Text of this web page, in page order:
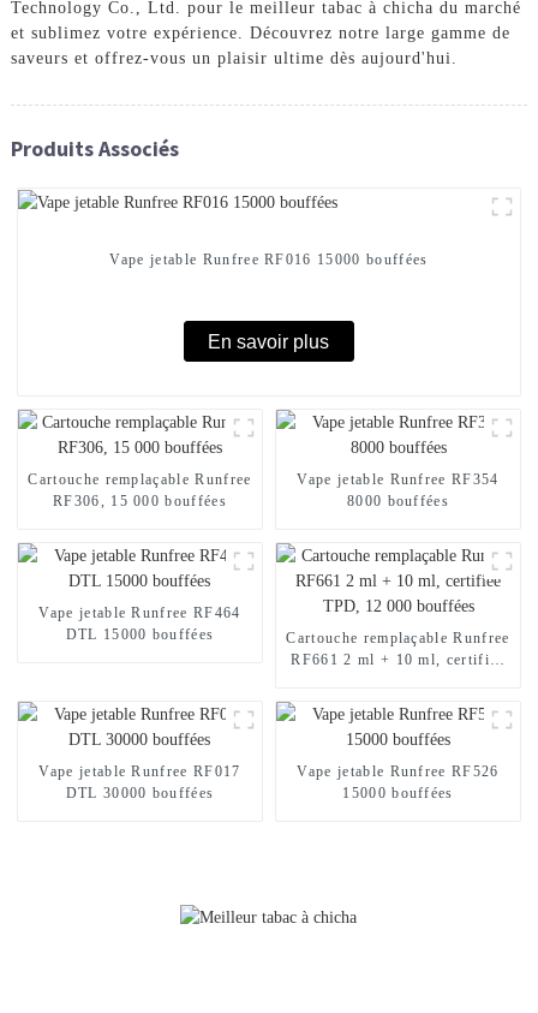
Technology Co., Ltd. pour le meilleur tabac à chicha du marché
et sublimez votre expérience. Découvrez notre large gamme de
saveurs et offrez-vous un plaisir ultime dès aujourd'hui.
Produits Associés
Vape jetable Runfree RF016 15000 bouffées
En savoir plus
Cartouche remplaçable Runfree
RF306, 15 000 bouffées
Vape jetable Runfree RF354
8000 bouffées
Vape jetable Runfree RF464
DTL 15000 bouffées
Cartouche remplaçable Runfree
RF661 2 ml + 10 ml, certifiée
Vape jetable Runfree RF017
DTL 30000 bouffées
Vape jetable Runfree RF526
15000 bouffées